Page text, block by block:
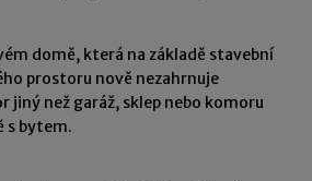
domě, která na základě stavební
prostoru nově nezahrnuje
jiný než garáž, sklep nebo komoru
s bytem.